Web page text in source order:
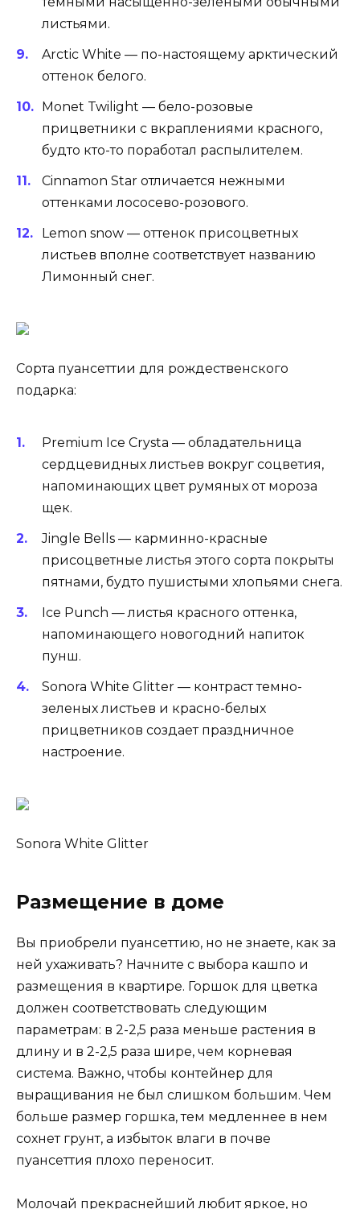
листьями.
Arctic White — по-настоящему арктический
оттенок белого.
Monet Twilight — бело-розовые
прицветники с вкраплениями красного,
будто кто-то поработал распылителем.
Cinnamon Star отличается нежными
оттенками лососево-розового.
Lemon snow — оттенок присоцветных
листьев вполне соответствует названию
Лимонный снег.
Сорта пуансеттии для рождественского
подарка:
Premium Ice Crysta — обладательница
сердцевидных листьев вокруг соцветия,
напоминающих цвет румяных от мороза
щек.
Jingle Bells — карминно-красные
присоцветные листья этого сорта покрыты
пятнами, будто пушистыми хлопьями снега.
Ice Punch — листья красного оттенка,
напоминающего новогодний напиток
пунш.
Sonora White Glitter — контраст темно-
зеленых листьев и красно-белых
прицветников создает праздничное
настроение.
Sonora White Glitter
Размещение в доме
Вы приобрели пуансеттию, но не знаете, как за
ней ухаживать? Начните с выбора кашпо и
размещения в квартире. Горшок для цветка
должен соответствовать следующим
параметрам: в 2-2,5 раза меньше растения в
длину и в 2-2,5 раза шире, чем корневая
система. Важно, чтобы контейнер для
выращивания не был слишком большим. Чем
больше размер горшка, тем медленнее в нем
сохнет грунт, а избыток влаги в почве
пуансеттия плохо переносит.
Молочай прекраснейший любит яркое, но